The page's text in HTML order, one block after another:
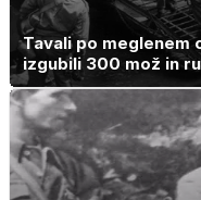
Tavali po meglenem
izgubili 300 mož in